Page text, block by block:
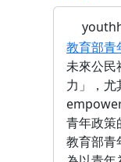
教育部青
未來公民
力」，
青年政策
教育部青